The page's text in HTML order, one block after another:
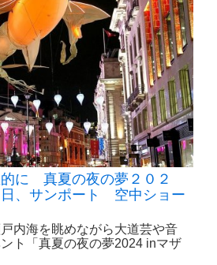
に 真夏の夜の夢２０２
、サンポート 空中ショー
内海を眺めながら大道芸や音
ト「真夏の夜の夢2024 inマザ